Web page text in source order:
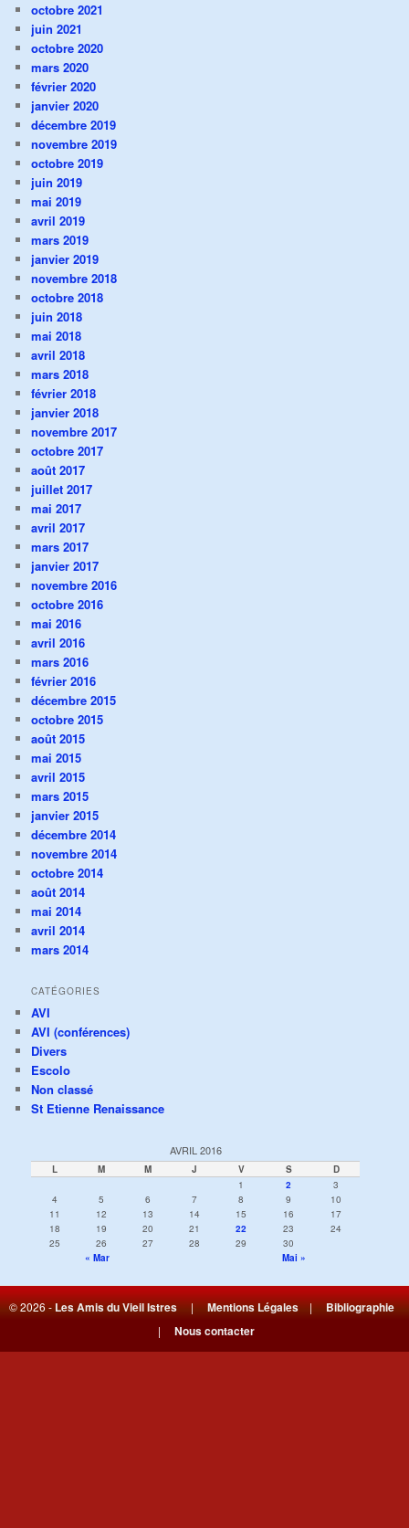
octobre 2021
juin 2021
octobre 2020
mars 2020
février 2020
janvier 2020
décembre 2019
novembre 2019
octobre 2019
juin 2019
mai 2019
avril 2019
mars 2019
janvier 2019
novembre 2018
octobre 2018
juin 2018
mai 2018
avril 2018
mars 2018
février 2018
janvier 2018
novembre 2017
octobre 2017
août 2017
juillet 2017
mai 2017
avril 2017
mars 2017
janvier 2017
novembre 2016
octobre 2016
mai 2016
avril 2016
mars 2016
février 2016
décembre 2015
octobre 2015
août 2015
mai 2015
avril 2015
mars 2015
janvier 2015
décembre 2014
novembre 2014
octobre 2014
août 2014
mai 2014
avril 2014
mars 2014
CATÉGORIES
AVI
AVI (conférences)
Divers
Escolo
Non classé
St Etienne Renaissance
AVRIL 2016
L M M J V S
D
1
2
3
4
5 6 7 8 9
10
11
12 13 14 15 16
17
18
19 20 21 22 23
24
25
26 27 28 29
30
« Mar
Mai »
© 2026 -Les Amis du Vieil Istres|Mentions Légales|Bibliographie
| Nous contacter